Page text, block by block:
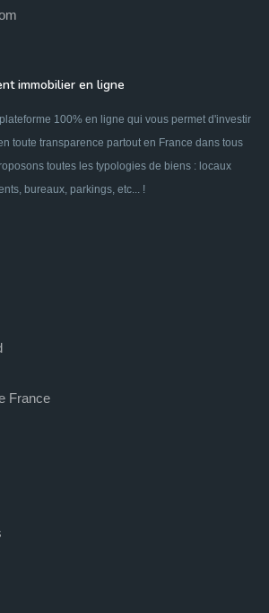
immobilier en ligne
100% en ligne qui vous permet d'investir
toute transparence partout en France dans tous
toutes les typologies de biens : locaux
bureaux, parkings, etc... !
France